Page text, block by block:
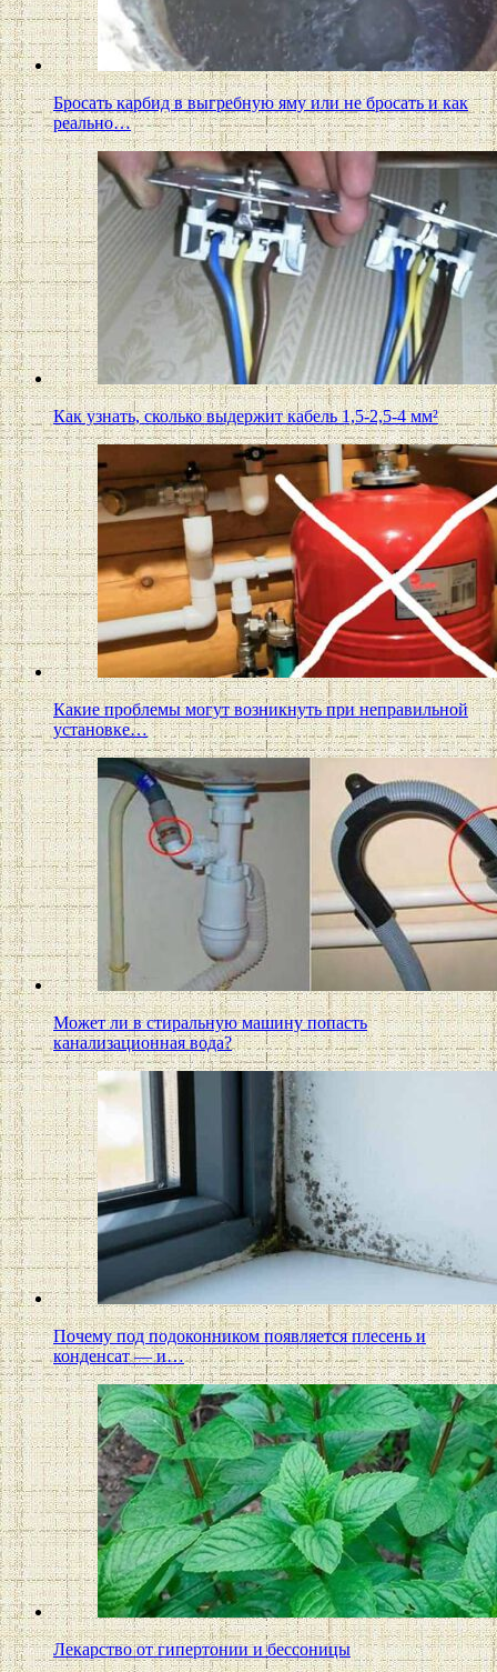
Бросать карбид в выгребную яму или не бросать и как
реально…
Как узнать, сколько выдержит кабель 1,5-2,5-4 мм²
Какие проблемы могут возникнуть при неправильной
установке…
Может ли в стиральную машину попасть
канализационная вода?
Почему под подоконником появляется плесень и
конденсат — и…
Лекарство от гипертонии и бессоницы